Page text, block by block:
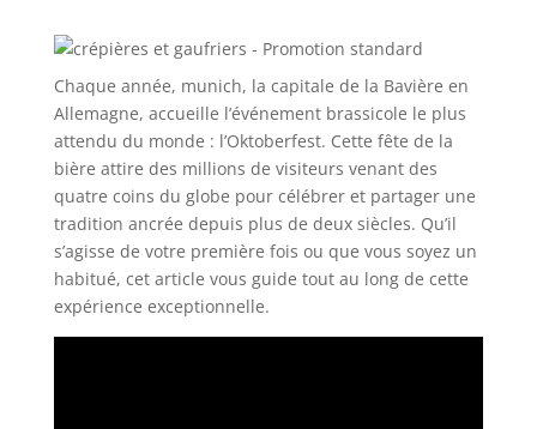
Chaque année, munich, la capitale de la Bavière en
Allemagne, accueille l’événement brassicole le plus
attendu du monde : l’Oktoberfest. Cette fête de la
bière attire des millions de visiteurs venant des
quatre coins du globe pour célébrer et partager une
tradition ancrée depuis plus de deux siècles. Qu’il
s’agisse de votre première fois ou que vous soyez un
habitué, cet article vous guide tout au long de cette
expérience exceptionnelle.